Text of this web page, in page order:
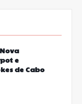
e
de Cabo